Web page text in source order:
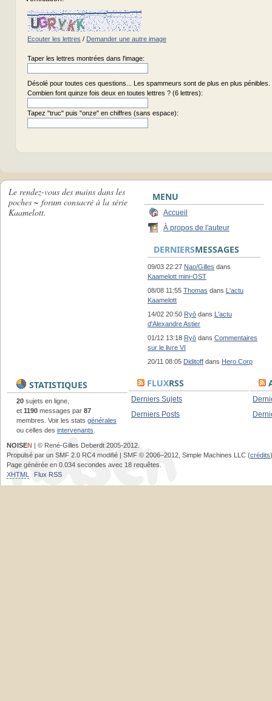
Ecouter les lettres / Demander une autre image
Taper les lettres montrées dans l'image:
Désolé pour toutes ces questions... Les spammeurs sont de plus en plus pénibles.
Combien font quinze fois deux en toutes lettres ? (6 lettres):
Tapez "truc" puis "onze" en chiffres (sans espace):
Le rendez-vous des mains dans les
poches ~ forum consacré à la série
Kaamelott.
MENU
Accueil
À propos de l'auteur
DERNIERSMESSAGES
09/03 22:27 Nao/Gilles dans
Kaamelott mini-OST
08/08 11:55 Thomas dans L'actu
Kaamelott
14/02 20:50 Ryō dans L'actu
d'Alexandre Astier
01/12 13:18 Ryō dans Commentaires
sur le livre VI
20/11 08:05 Diditoff dans Hero Corp
STATISTIQUES
20 sujets en ligne,
et 1190 messages par 87
membres. Voir les stats générales
ou celles des intervenants
FLUXRSS
Derniers Sujets
Derniers Posts
NOISEN | © René-Gilles Deberdt 2005-2012.
Propulsé par un SMF 2.0 RC4 modifié | SMF © 2006–2012, Simple Machines LLC (crédits)
Page générée en 0.034 secondes avec 18 requêtes.
XHTML
Flux RSS